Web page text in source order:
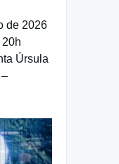
de 2026
Úrsula